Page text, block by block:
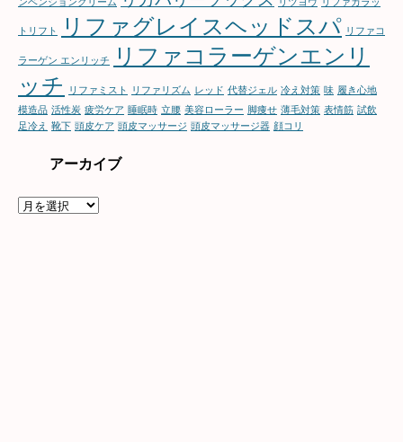
トリフト リファグレイスヘッドスパ リファコ
ラーゲン エンリッチ
リファコラーゲンエンリ
ッチ
リファミスト リファリズム レッド 代替ジェル 冷え対策 味 履き心地
模造品 活性炭 疲労ケア 睡眠時 立腰 美容ローラー 脚痩せ 薄毛対策 表情筋 試飲
足冷え 靴下 頭皮ケア 頭皮マッサージ 頭皮マッサージ器 顔コリ
アーカイブ
ア